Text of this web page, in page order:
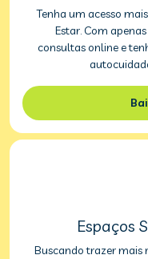
Tenha um acesso
Estar. Com
consultas online e
Espaços
Buscando trazer mais